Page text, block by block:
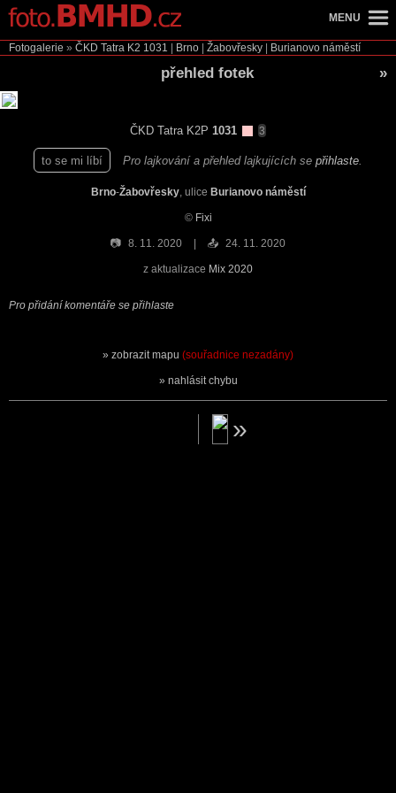
Fotogalerie » ČKD Tatra K2 1031 Brno Žabovřesky Burianovo náměstí
přehled fotek »
ČKD Tatra K2P 1031 3
to se mi líbí Pro lajkování a přehled lajkujících se přihlaste
Brno-Žabovřesky, ulice Burianovo náměstí
© Fixi
📷 8. 11. 2020 📤 24. 11. 2020
z aktualizace Mix 2020
Pro přidání komentáře se přihlaste
zobrazit mapu (souřadnice nezadány)
nahlásit chybu
MENU